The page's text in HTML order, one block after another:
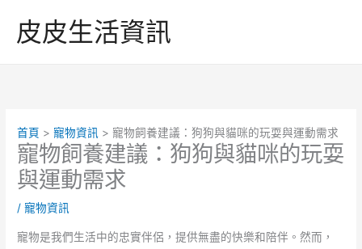
皮皮生活資訊
首頁 寵物資訊 寵物飼養建議：狗狗與貓咪的玩耍與運動需求
寵物飼養建議：狗狗與貓咪的玩耍
與運動需求
/寵物資訊
寵物是我們生活中的忠實伴侶，提供無盡的快樂和陪伴。然而，